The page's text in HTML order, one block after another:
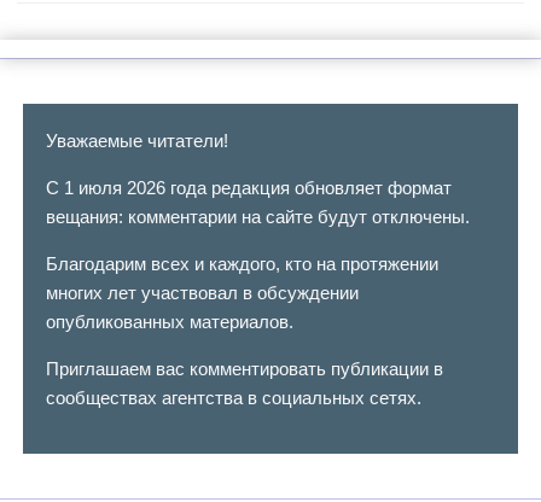
Уважаемые читатели!
С 1 июля 2026 года редакция обновляет формат
вещания: комментарии на сайте будут отключены.
Благодарим всех и каждого, кто на протяжении
многих лет участвовал в обсуждении
опубликованных материалов.
Приглашаем вас комментировать публикации в
сообществах агентства в социальных сетях.